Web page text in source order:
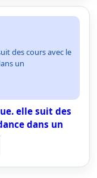
des cours avec le
un
elle suit des
dans un